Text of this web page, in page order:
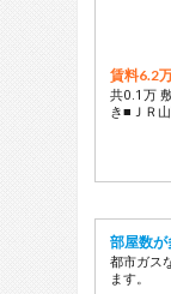
賃料6.2
共0.1万
き■ＪＲ
部屋数
都市ガス
ます。